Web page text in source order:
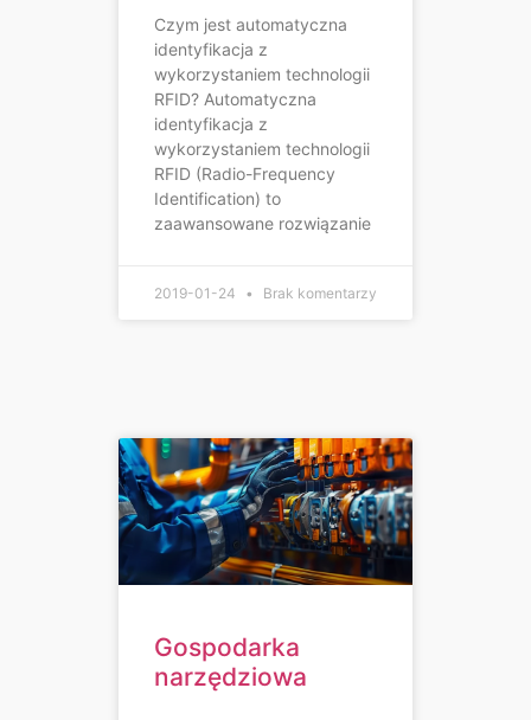
Czym jest automatyczna
identyfikacja z
wykorzystaniem technologii
RFID? Automatyczna
identyfikacja z
wykorzystaniem technologii
RFID (Radio-Frequency
Identification) to
zaawansowane rozwiązanie
2019-01-24 Brak komentarzy
Gospodarka
narzędziowa